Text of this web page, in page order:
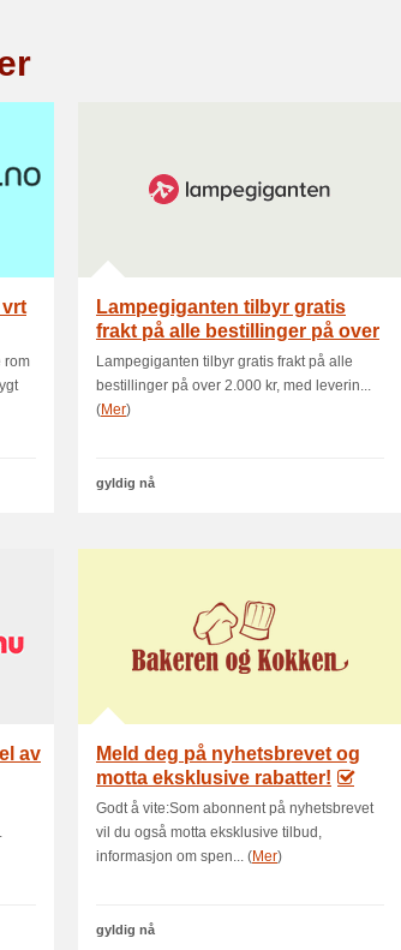
vrt
rom
Lampegiganten tilbyr gratis
frakt på alle bestillinger på over
2.00.
Lampegiganten tilbyr gratis frakt på alle
bestillinger på over 2.000 kr, med leverin...
(Mer)
gyldig nå
av
Meld deg på nyhetsbrevet og
motta eksklusive rabatter!
Godt å vite:Som abonnent på nyhetsbrevet
vil du også motta eksklusive tilbud,
informasjon om spen... (Mer)
gyldig nå